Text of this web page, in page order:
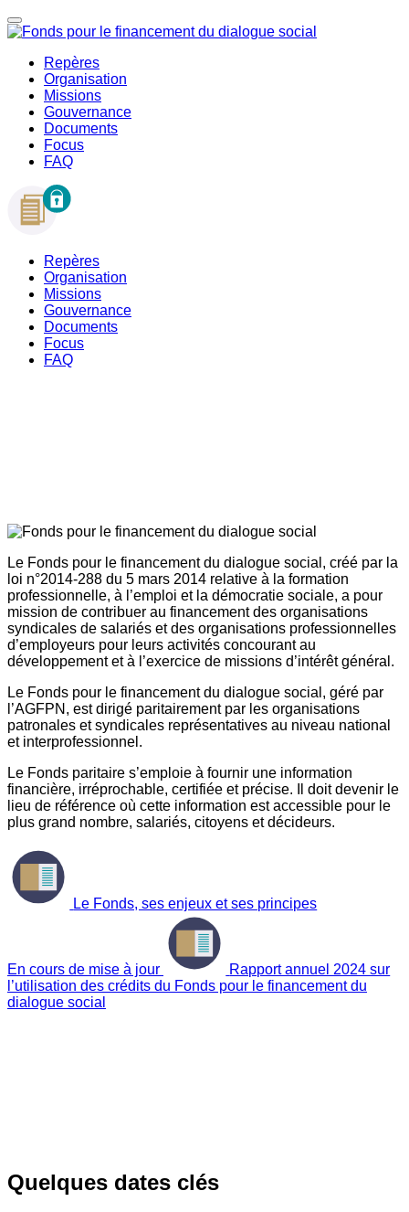
Repères
Organisation
Missions
Gouvernance
Documents
Focus
FAQ
Repères
Organisation
Missions
Gouvernance
Documents
Focus
FAQ
Le Fonds pour le financement du dialogue social, créé par la
loi n°2014-288 du 5 mars 2014 relative à la formation
professionnelle, à l’emploi et la démocratie sociale, a pour
mission de contribuer au financement des organisations
syndicales de salariés et des organisations professionnelles
d’employeurs pour leurs activités concourant au
développement et à l’exercice de missions d’intérêt général.
Le Fonds pour le financement du dialogue social, géré par
l’AGFPN, est dirigé paritairement par les organisations
patronales et syndicales représentatives au niveau national
et interprofessionnel.
Le Fonds paritaire s’emploie à fournir une information
financière, irréprochable, certifiée et précise. Il doit devenir le
lieu de référence où cette information est accessible pour le
plus grand nombre, salariés, citoyens et décideurs.
Le Fonds, ses enjeux et ses principes
En cours de mise à jour
Rapport annuel 2024 sur
l’utilisation des crédits du Fonds pour le financement du
dialogue social
Quelques dates clés